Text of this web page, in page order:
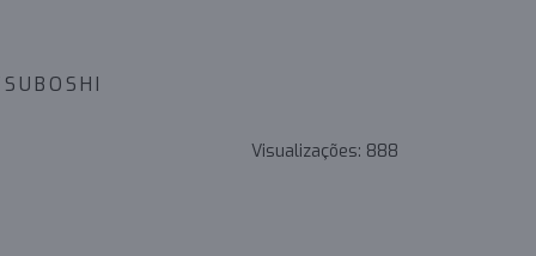
Visualizações: 888